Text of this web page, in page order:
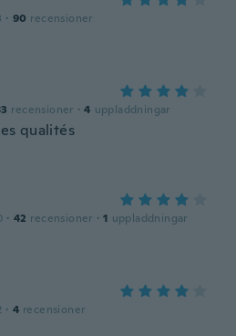
· 90 recensioner
recensioner · 4 uppladdningar
qualités
· 42 recensioner · 1 uppladdningar
· 4 recensioner